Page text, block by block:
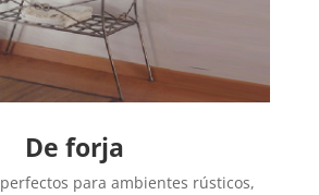
De forja
para ambientes rústicos,